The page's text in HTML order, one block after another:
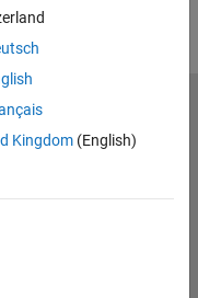
Kingdom(English)
sulla privacy
Contatti